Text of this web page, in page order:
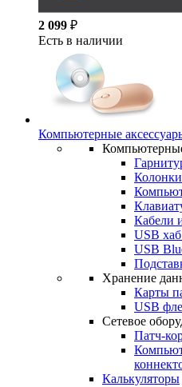
2 099 ₽
Есть в наличии
Компьютерные
Кабели
USB
USB
Хранение
Карты
USB
Сетевое
Патч-
Калькуляторы